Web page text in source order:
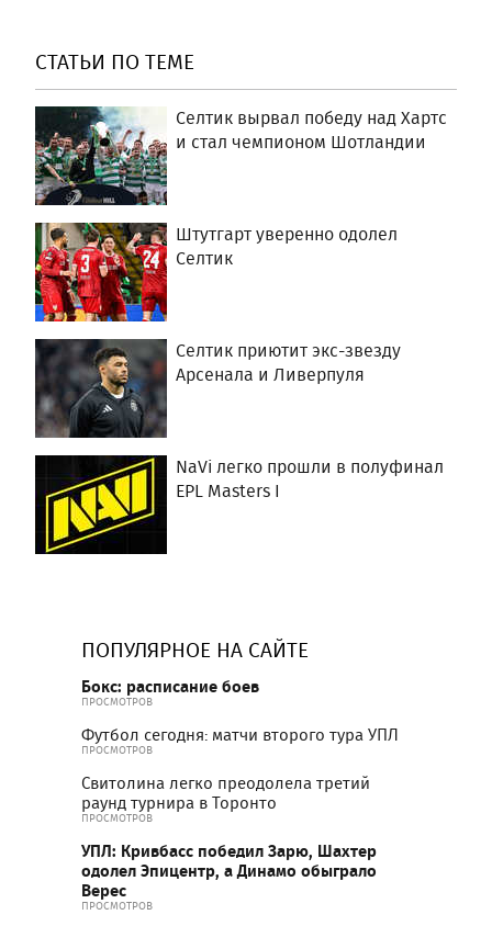
СТАТЬИ ПО ТЕМЕ
Селтик вырвал победу над Хартс
и стал чемпионом Шотландии
Штутгарт уверенно одолел
Селтик
Селтик приютит экс-звезду
Арсенала и Ливерпуля
NaVi легко прошли в полуфинал
EPL Masters I
ПОПУЛЯРНОЕ НА САЙТЕ
Бокс: расписание боев
ПРОСМОТРОВ
Футбол сегодня: матчи второго тура УПЛ
ПРОСМОТРОВ
Свитолина легко преодолела третий
раунд турнира в Торонто
ПРОСМОТРОВ
УПЛ: Кривбасс победил Зарю, Шахтер
одолел Эпицентр, а Динамо обыграло
Верес
ПРОСМОТРОВ